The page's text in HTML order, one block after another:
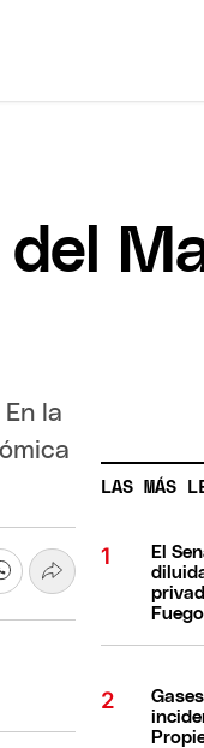
del
la
LAS MÁS
El
Fuego